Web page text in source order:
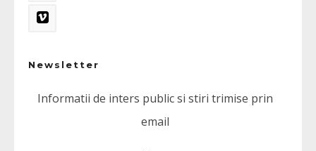
Newsletter
Informatii de inters public si stiri trimise prin
email